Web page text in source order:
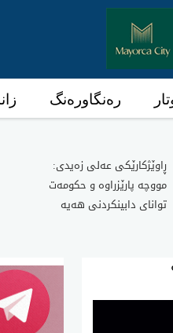
رەنگاورەنگ
ڕاوێژکارێکی عەلی زەیدی:
مووچە پارێزراوە و حکومەت
توانای دابینکردنی هەیە